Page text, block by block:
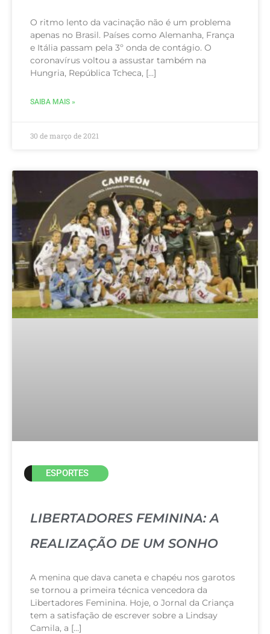
O ritmo lento da vacinação não é um problema
apenas no Brasil. Países como Alemanha, França
e Itália passam pela 3º onda de contágio. O
coronavírus voltou a assustar também na
Hungria, República Tcheca, […]
SAIBA MAIS »
30 de março de 2021
ESPORTES
LIBERTADORES FEMININA: A
REALIZAÇÃO DE UM SONHO
A menina que dava caneta e chapéu nos garotos
se tornou a primeira técnica vencedora da
Libertadores Feminina. Hoje, o Jornal da Criança
tem a satisfação de escrever sobre a Lindsay
Camila, a […]